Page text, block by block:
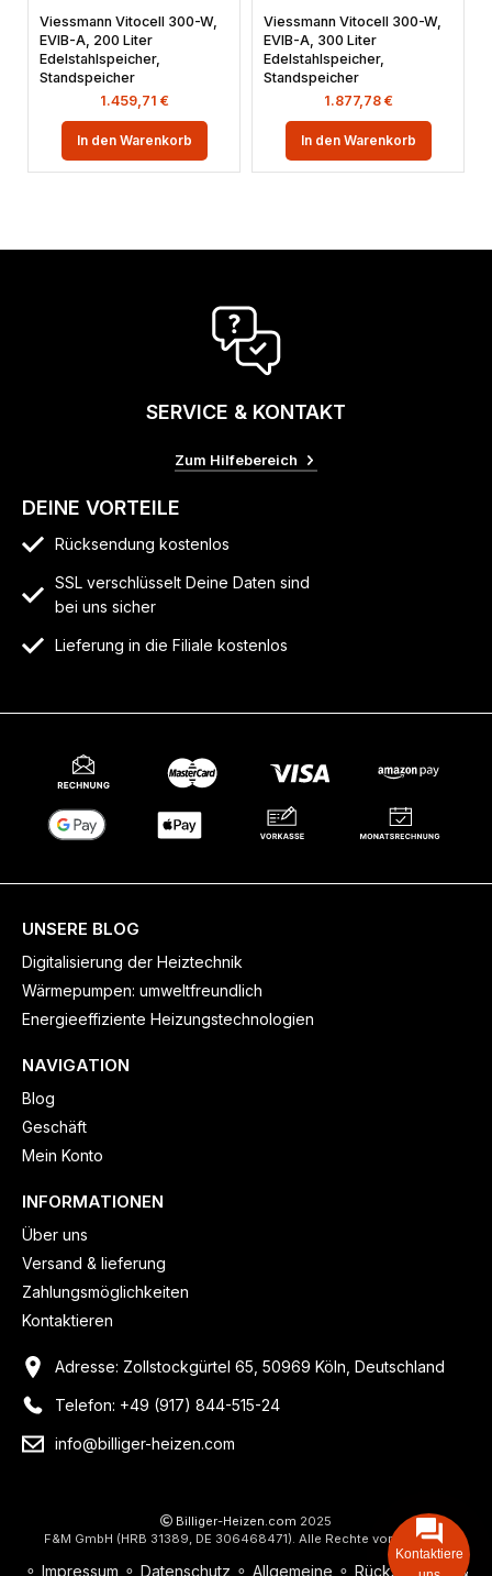
Viessmann Vitocell 300-W,
EVIB-A, 200 Liter
Edelstahlspeicher,
Standspeicher
1.459,71 €
In den Warenkorb
Viessmann Vitocell 300-W,
EVIB-A, 300 Liter
Edelstahlspeicher,
Standspeicher
1.877,78 €
In den Warenkorb
SERVICE & KONTAKT
Zum Hilfebereich
DEINE VORTEILE
Rücksendung kostenlos
SSL verschlüsselt Deine Daten sind
bei uns sicher
Lieferung in die Filiale kostenlos
UNSERE BLOG
Digitalisierung der Heiztechnik
Wärmepumpen: umweltfreundlich
Energieeffiziente Heizungstechnologien
NAVIGATION
Blog
Geschäft
Mein Konto
INFORMATIONEN
Über uns
Versand & lieferung
Zahlungsmöglichkeiten
Kontaktieren
Adresse: Zollstockgürtel 65, 50969 Köln, Deutschland
Telefon: +49 (917) 844-515-24
info@billiger-heizen.com
Billiger-Heizen.com 2025
F&M GmbH (HRB 31389, DE 306468471). Alle Rechte vorbehalten.
⚬ Impressum ⚬ Datenschutz ⚬ Allgemeine ⚬ Rücksendung &
Kontaktiere